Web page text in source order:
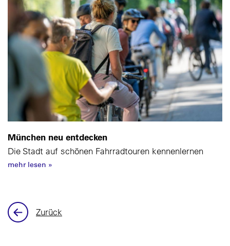
München neu entdecken
Die Stadt auf schönen Fahrradtouren kennenlernen
mehr lesen »
Zurück